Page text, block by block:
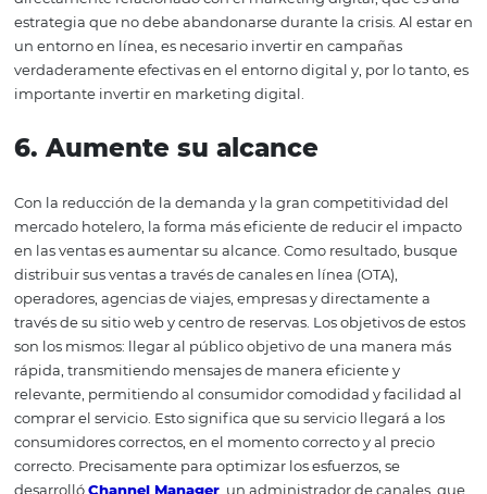
Principalmente, en tiempos de crisis, es
necesario mantener una comunicación transparente y
con sus clientes, para pasar aún más seguridad durante
período. Por lo tanto, informele sobre sus medidas,
respuestas. Los lugares más comunes para comunicarse
marketing por correo electrónico, en el motor de
cuando sea posible, en las redes sociales, blog y otros.
5.Invierta en marketing
En este escenario, el uso delMarketing Digital
más favorable para su hotel, ya que ofrece un gran
cobertura y es ventajoso porque se puede hacer con
inversión en comparación con el marketing tradicional.
tema del marketing por correo electrónico, de hecho,